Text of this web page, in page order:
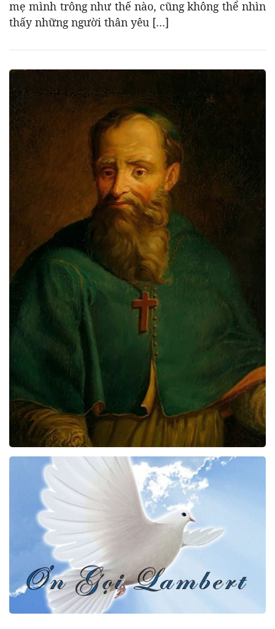
mẹ mình trông như thế nào, cũng không thể nhìn
thấy những người thân yêu […]